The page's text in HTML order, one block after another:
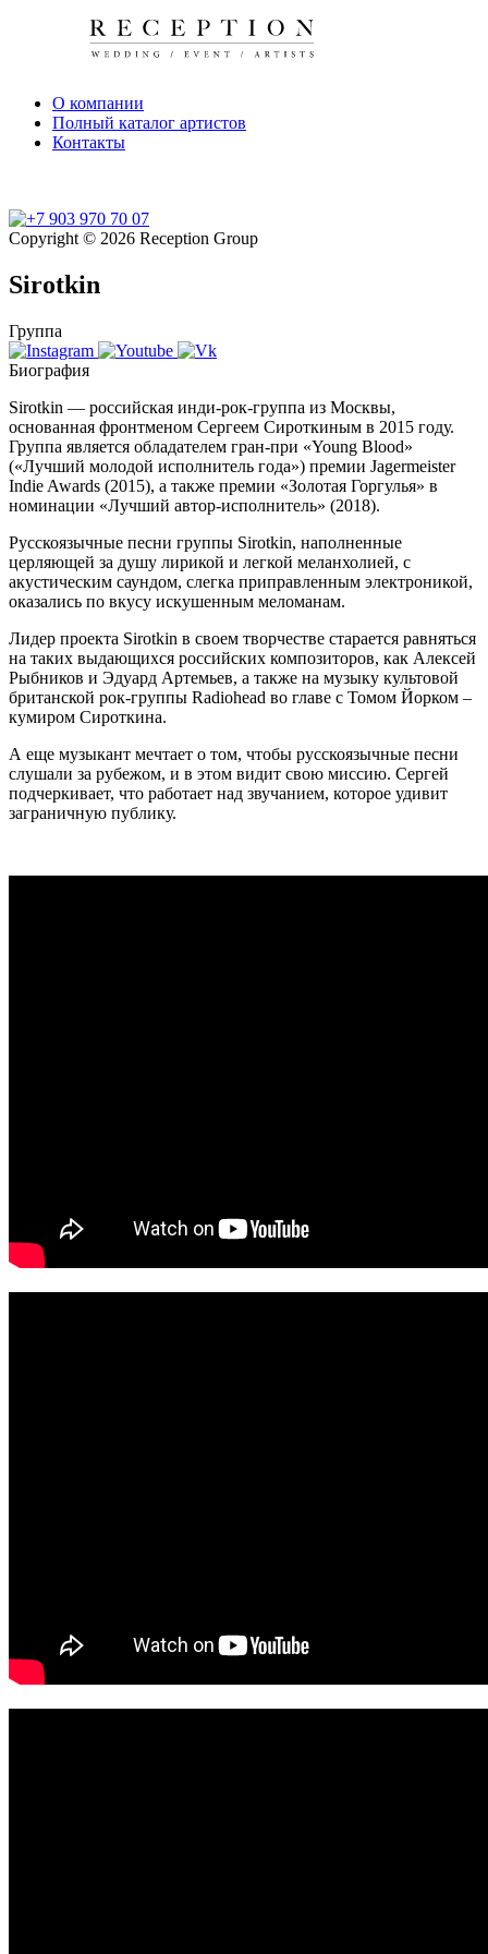
О компании
Полный каталог артистов
Контакты
Copyright © 2026 Reception Group
Sirotkin
Группа
Биография
Sirotkin — российская инди-рок-группа из Москвы,
основанная фронтменом Сергеем Сироткиным в 2015 году.
Группа является обладателем гран-при «Young Blood»
(«Лучший молодой исполнитель года») премии Jagermeister
Indie Awards (2015), а также премии «Золотая Горгулья» в
номинации «Лучший автор-исполнитель» (2018).
Русскоязычные песни группы Sirotkin, наполненные
церляющей за душу лирикой и легкой меланхолией, с
акустическим саундом, слегка приправленным электроникой,
оказались по вкусу искушенным меломанам.
Лидер проекта Sirotkin в своем творчестве старается равняться
на таких выдающихся российских композиторов, как Алексей
Рыбников и Эдуард Артемьев, а также на музыку культовой
британской рок-группы Radiohead во главе с Томом Йорком –
кумиром Сироткина.
А еще музыкант мечтает о том, чтобы русскоязычные песни
слушали за рубежом, и в этом видит свою миссию. Сергей
подчеркивает, что работает над звучанием, которое удивит
заграничную публику.